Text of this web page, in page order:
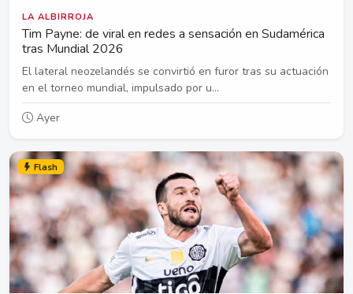
LA ALBIRROJA
Tim Payne: de viral en redes a sensación en Sudamérica
tras Mundial 2026
El lateral neozelandés se convirtió en furor tras su actuación
en el torneo mundial, impulsado por u...
Ayer
Flash